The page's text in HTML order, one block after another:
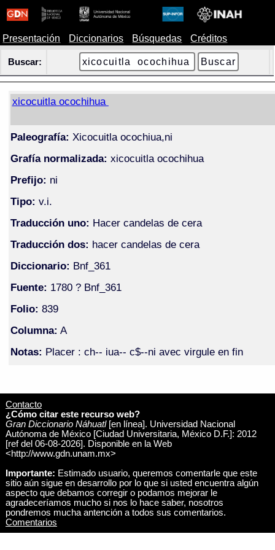
Presentación Diccionarios Búsquedas Créditos
Buscar:
xicocuitla ocochihua
Paleografía: Xicocuitla ocochiua,ni
Grafía normalizada: xicocuitla ocochihua
Prefijo: ni
Tipo: v.i.
Traducción uno: Hacer candelas de cera
Traducción dos: hacer candelas de cera
Diccionario: Bnf_361
Fuente: 1780 ? Bnf_361
Folio: 839
Columna: A
Notas: Placer : ch-- iua-- c$--ni avec virgule en fin
Contacto
¿Cómo citar este recurso web?
Gran Diccionario Náhuatl[en línea]. Universidad Nacional
Autónoma de México [Ciudad Universitaria, México D.F.]: 2012
[ref del 06-08-2026]. Disponible en la Web
<http://www.gdn.unam.mx>
Importante: Estimado usuario, queremos comentarle que este
sitio aún sigue en desarrollo por lo que si usted encuentra algún
aspecto que debamos corregir o podamos mejorar le
agradeceríamos mucho si nos lo hace saber, nosotros
pondremos mucha antención a todos sus comentarios.
Comentarios